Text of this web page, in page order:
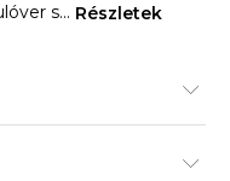
s... Részletek